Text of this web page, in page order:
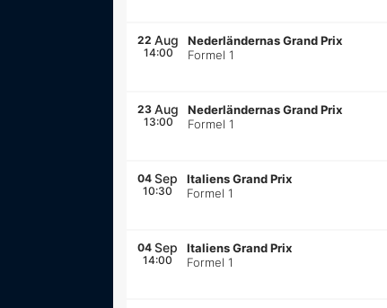
22 Aug
14:00
Nederländernas Grand Prix
Formel 1
23 Aug
13:00
Nederländernas Grand Prix
Formel 1
04 Sep
10:30
Italiens Grand Prix
Formel 1
04 Sep
14:00
Italiens Grand Prix
Formel 1